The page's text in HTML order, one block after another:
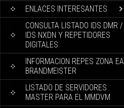
ENLACES INTERESANTES
CONSULTA LISTADO IDS DMR /
IDS NXDN Y REPETIDORES
DIGITALES
INFORMACION REPES ZONA EA
BRANDMEISTER
LISTADO DE SERVIDORES
MASTER PARA EL MMDVM